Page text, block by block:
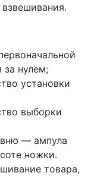
за нулем;
установки
выборки
— ампула
ножки.
товара,